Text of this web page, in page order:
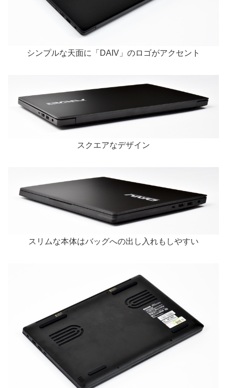
シンプルな天面に「DAIV」のロゴがアクセント
スクエアなデザイン
スリムな本体はバッグへの出し入れもしやすい